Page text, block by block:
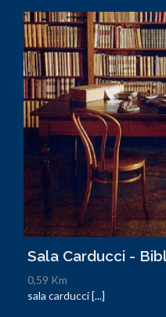
Sala Carducci -
0,59 Km
sala carducci [...]